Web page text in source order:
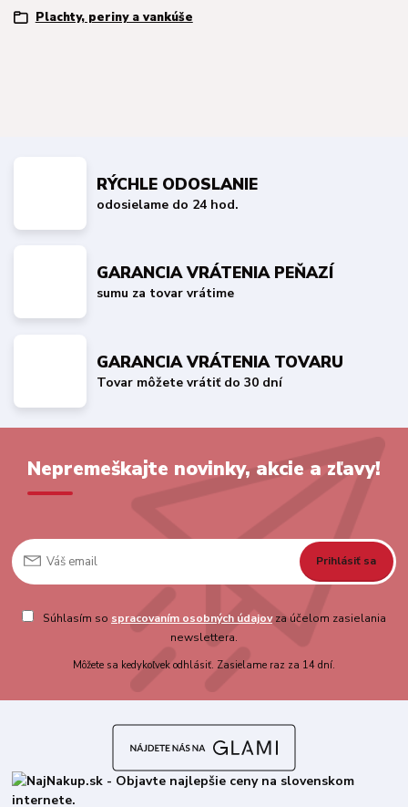
Plachty, periny a vankúše
RÝCHLE ODOSLANIE
odosielame do 24 hod.
GARANCIA VRÁTENIA PEŇAZÍ
sumu za tovar vrátime
GARANCIA VRÁTENIA TOVARU
Tovar môžete vrátiť do 30 dní
Nepremeškajte novinky, akcie a zľavy!
Prihlásiť sa
Súhlasím so spracovaním osobných údajovza účelom zasielania
newslettera.
Môžete sa kedykoľvek odhlásiť. Zasielame raz za 14 dní.